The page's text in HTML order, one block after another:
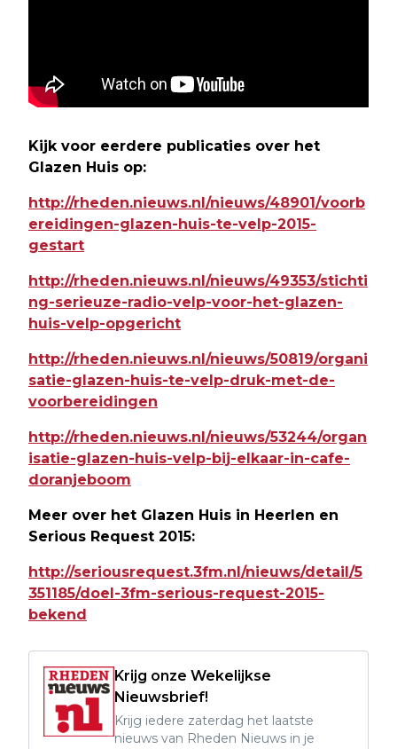
Kijk voor eerdere publicaties over het
Glazen Huis op:
http://rheden.nieuws.nl/nieuws/48901/voorb
ereidingen-glazen-huis-te-velp-2015-
gestart
http://rheden.nieuws.nl/nieuws/49353/stichti
ng-serieuze-radio-velp-voor-het-glazen-
huis-velp-opgericht
http://rheden.nieuws.nl/nieuws/50819/organi
satie-glazen-huis-te-velp-druk-met-de-
voorbereidingen
http://rheden.nieuws.nl/nieuws/53244/organ
isatie-glazen-huis-velp-bij-elkaar-in-cafe-
doranjeboom
Meer over het Glazen Huis in Heerlen en
Serious Request 2015:
http://seriousrequest.3fm.nl/nieuws/detail/5
351185/doel-3fm-serious-request-2015-
bekend
Krijg onze Wekelijkse
Nieuwsbrief!
Krijg iedere zaterdag het laatste
nieuws van Rheden Nieuws in je